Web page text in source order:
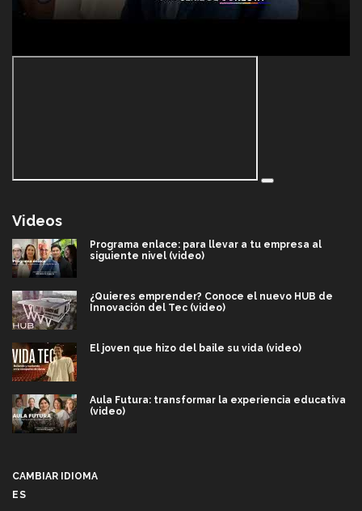
Videos
Programa enlace: para llevar a tu empresa al
siguiente nivel (video)
¿Quieres emprender? Conoce el nuevo HUB de
Innovación del Tec (video)
El joven que hizo del baile su vida (video)
Aula Futura: transformar la experiencia educativa
(video)
CAMBIAR IDIOMA
ES